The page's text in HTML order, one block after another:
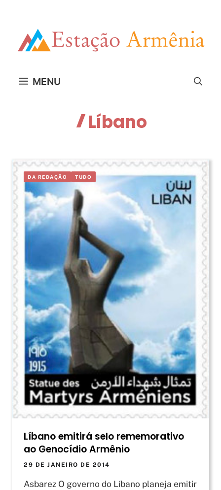
MENU
Líbano
DA REDAÇÃO TUDO
Líbano emitirá selo rememorativo
ao Genocídio Armênio
29 DE JANEIRO DE 2014
Asbarez O governo do Líbano planeja emitir